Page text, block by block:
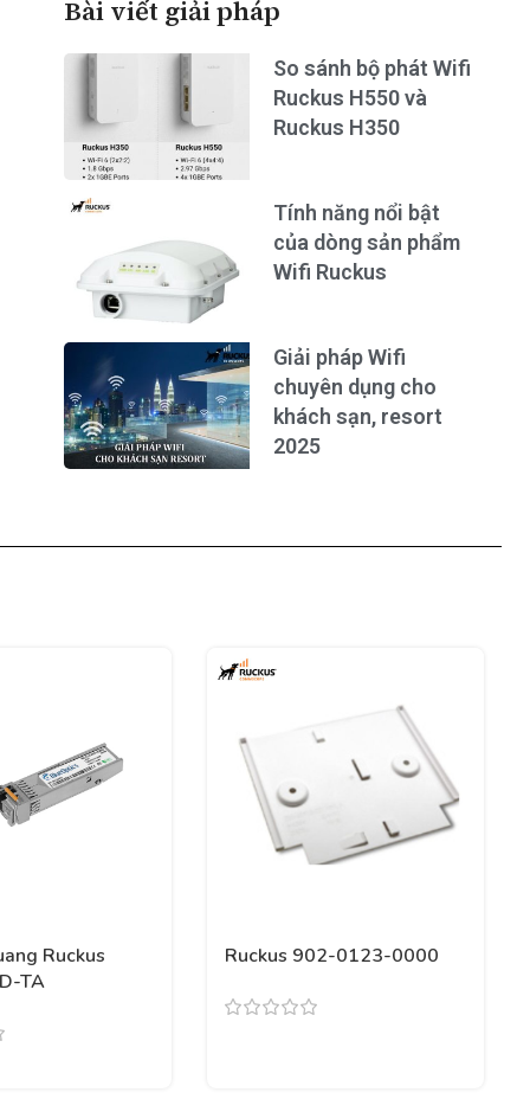
Bài viết giải pháp
So sánh bộ phát Wifi
Ruckus H550 và
Ruckus H350
Tính năng nổi bật
của dòng sản phẩm
Wifi Ruckus
Giải pháp Wifi
chuyên dụng cho
khách sạn, resort
2025
Ruckus
TA
Ruckus 902-0123-0000